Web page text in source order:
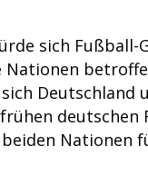
sich Fußball-
Nationen
Deutschland
Nationen